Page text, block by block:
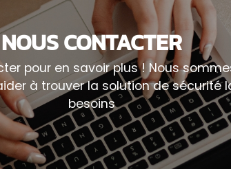
NOUS CONTACTER
pour en savoir plus ! Nous
à trouver la solution de sécurité
besoins